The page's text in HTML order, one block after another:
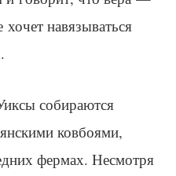
навязываться
собираются
ковбоями,
фермах. Несмотря